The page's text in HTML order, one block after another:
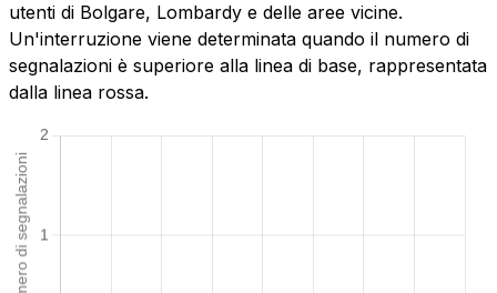
utenti di Bolgare, Lombardy e delle aree vicine.
Un'interruzione viene determinata quando il numero di
segnalazioni è superiore alla linea di base, rappresentata
dalla linea rossa.